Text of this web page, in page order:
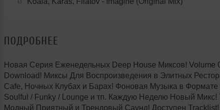
ПОДРОБНЕЕ
Новая Серия Еженедельных Deep House Миксов! Volume
Download! Миксы Для Воcпроизведения в Элитных
Cafe, Ночных Клубах и Барах! Фоновая Музыка в Формате
Soulful / Funky / Lounge и тп. Каждую Неделю Новый Микс!
Модный Приятный и Трендовый Саунд! Доступен